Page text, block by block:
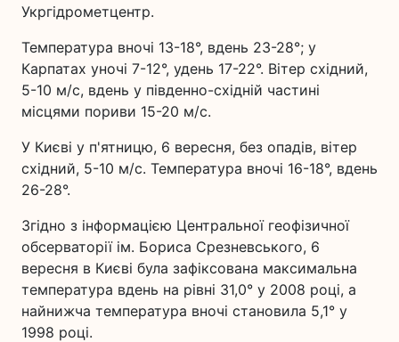
Укргідрометцентр.
Температура вночі 13-18°, вдень 23-28°; у
Карпатах уночі 7-12°, удень 17-22°. Вітер східний,
5-10 м/с, вдень у південно-східній частині
місцями пориви 15-20 м/с.
У Києві у п'ятницю, 6 вересня, без опадів, вітер
східний, 5-10 м/с. Температура вночі 16-18°, вдень
26-28°.
Згідно з інформацією Центральної геофізичної
обсерваторії ім. Бориса Срезневського, 6
вересня в Києві була зафіксована максимальна
температура вдень на рівні 31,0° у 2008 році, а
найнижча температура вночі становила 5,1° у
1998 році.